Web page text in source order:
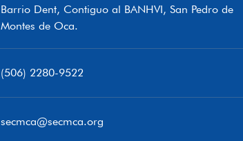
Barrio Dent, Contiguo al BANHVI, San Pedro de
Montes de Oca.
(506) 2280-9522
secmca@secmca.org